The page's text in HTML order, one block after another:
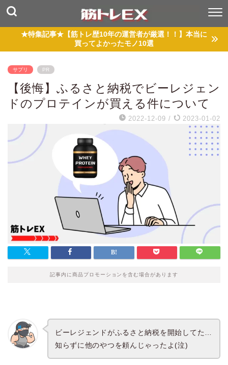
★特集記事★【筋トレ歴10年の運営者が厳選！！】本当に
買ってよかったモノ10選
サプリ PR
【後悔】ふるさと納税でビーレジェン
ドのプロテインが買える件について
2022-12-09 / 2023-01-02
記事内に商品プロモーションを含む場合があります
ビーレジェンドがふるさと納税を開始してた…
知らずに他のやつを頼んじゃったよ(泣)